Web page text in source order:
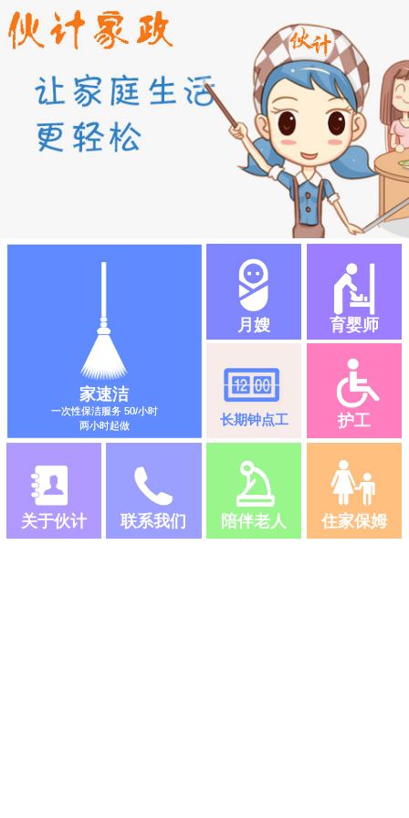
家速洁
一次性保洁服务 50/小时
两小时起做
月嫂 育婴师
长期钟点工 护工
关于伙计 联系我们 陪伴老人 住家保姆